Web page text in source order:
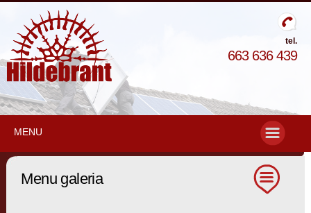
tel.
663 636 439
MENU
Menu galeria